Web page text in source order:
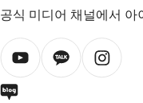
공식 미디어 채널에서 아